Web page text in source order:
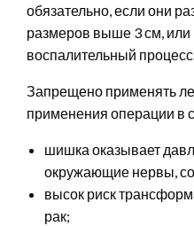
обязательно, если они
размеров выше 3 см, или
воспалительный
Запрещено применять
применения операции в
шишка оказывает
окружающие нервы,
высок риск
рак;